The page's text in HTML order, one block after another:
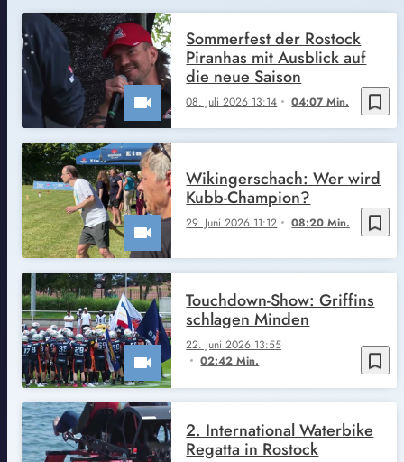
bookmark_border
08. Juli 2026 13:14 04:07 Min.
Sommerfest der Rostock
Piranhas mit Ausblick auf
die neue Saison
bookmark_border
29. Juni 2026 11:12 08:20 Min.
Wikingerschach: Wer wird
Kubb-Champion?
bookmark_border
22. Juni 2026 13:55
02:42 Min.
Touchdown-Show: Griffins
schlagen Minden
2. International Waterbike
Regatta in Rostock